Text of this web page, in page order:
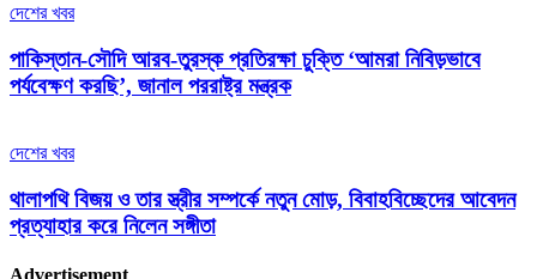
দেশের খবর
পাকিস্তান-সৌদি আরব-তুরস্ক প্রতিরক্ষা চুক্তি ‘আমরা নিবিড়ভাবে
পর্যবেক্ষণ করছি’, জানাল পররাষ্ট্র মন্ত্রক
দেশের খবর
থালাপথি বিজয় ও তার স্ত্রীর সম্পর্কে নতুন মোড়, বিবাহবিচ্ছেদের আবেদন
প্রত্যাহার করে নিলেন সঙ্গীতা